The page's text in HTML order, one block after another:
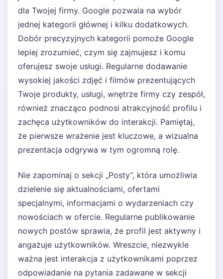
dla Twojej firmy. Google pozwala na wybór
jednej kategorii głównej i kilku dodatkowych.
Dobór precyzyjnych kategorii pomoże Google
lepiej zrozumieć, czym się zajmujesz i komu
oferujesz swoje usługi. Regularne dodawanie
wysokiej jakości zdjęć i filmów prezentujących
Twoje produkty, usługi, wnętrze firmy czy zespół,
również znacząco podnosi atrakcyjność profilu i
zachęca użytkowników do interakcji. Pamiętaj,
że pierwsze wrażenie jest kluczowe, a wizualna
prezentacja odgrywa w tym ogromną rolę.
Nie zapominaj o sekcji „Posty”, która umożliwia
dzielenie się aktualnościami, ofertami
specjalnymi, informacjami o wydarzeniach czy
nowościach w ofercie. Regularne publikowanie
nowych postów sprawia, że profil jest aktywny i
angażuje użytkowników. Wreszcie, niezwykle
ważna jest interakcja z użytkownikami poprzez
odpowiadanie na pytania zadawane w sekcji